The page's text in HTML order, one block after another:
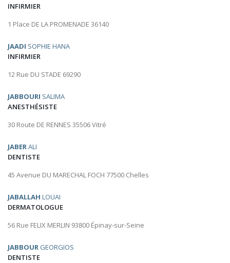
INFIRMIER
1 Place DE LA PROMENADE 36140
JAADI SOPHIE HANA
INFIRMIER
12 Rue DU STADE 69290
JABBOURI SALIMA
ANESTHÉSISTE
30 Route DE RENNES 35506 Vitré
JABERALI
DENTISTE
45 Avenue DU MARECHAL FOCH 77500 Chelles
JABALLAH LOUAI
DERMATOLOGUE
56 Rue FELIX MERLIN 93800 Épinay-sur-Seine
JABBOUR GEORGIOS
DENTISTE